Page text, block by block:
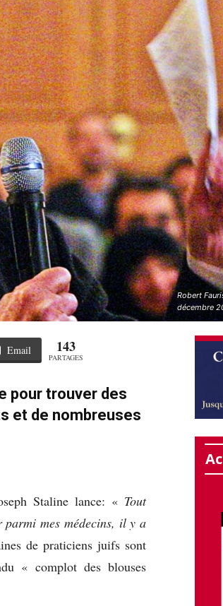
Robert
décembre
Email 143
PARTAGES
pour trouver des
et de nombreuses
Staline lance: « Tout
parmi mes médecins, il y a
de praticiens juifs sont
« complot des blouses